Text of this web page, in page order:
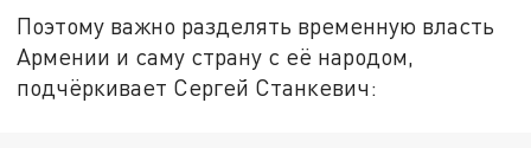
Поэтому важно разделять временную власть
Армении и саму страну с её народом,
подчёркивает Сергей Станкевич: